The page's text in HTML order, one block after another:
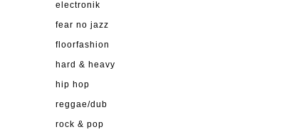
electronik
fear no jazz
floorfashion
hard & heavy
hip hop
reggae/dub
rock & pop